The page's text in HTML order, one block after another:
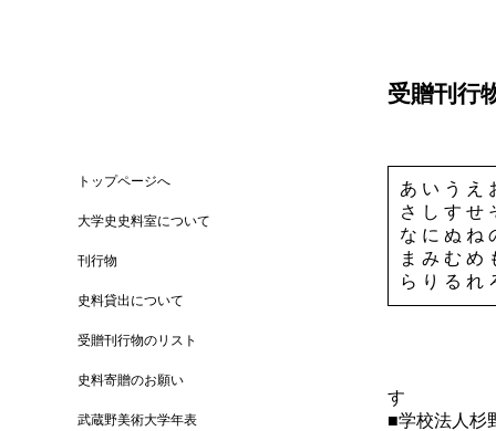
す
■学校法人杉
受贈刊行
あ い う え
さ し す せ
な に ぬ ね
ま み む め
ら り る れ
トップページへ
大学史史料室について
刊行物
史料貸出について
受贈刊行物のリスト
史料寄贈のお願い
武蔵野美術大学年表